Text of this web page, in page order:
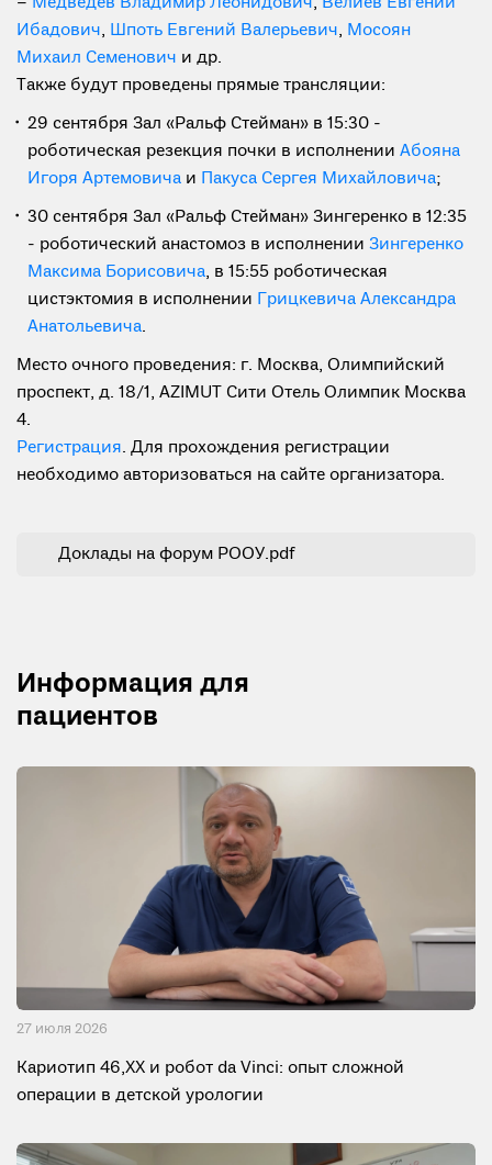
Ибадович, Шпоть Евгений Валерьевич, Мосоян
Михаил Семенович и др.
Также будут проведены прямые трансляции:
29 сентября Зал «Ральф Стейман» в 15:30 -
роботическая резекция почки в исполнении Абояна
Игоря Артемовича и Пакуса Сергея Михайловича;
30 сентября Зал «Ральф Стейман» Зингеренко в 12:35
- роботический анастомоз в исполнении Зингеренко
Максима Борисовича, в 15:55 роботическая
цистэктомия в исполнении Грицкевича Александра
Анатольевича.
Место очного проведения: г. Москва, Олимпийский
проспект, д. 18/1, AZIMUT Сити Отель Олимпик Москва
4.
Регистрация. Для прохождения регистрации
необходимо авторизоваться на сайте организатора.
Доклады на форум РООУ.pdf
Информация для
пациентов
27 июля 2026
Кариотип 46,XX и робот da Vinci: опыт сложной
операции в детской урологии